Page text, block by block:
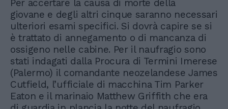
Per accertare la causa di morte della
giovane e degli altri cinque saranno necessari
ulteriori esami specifici. Si dovrà capire se si
è trattato di annegamento o di mancanza di
ossigeno nelle cabine. Per il naufragio sono
stati indagati dalla Procura di Termini Imerese
(Palermo) il comandante neozelandese James
Cutfield, l’ufficiale di macchina Tim Parker
Eaton e il marinaio Matthew Griffith che era